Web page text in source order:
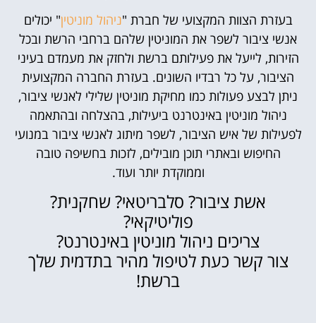
בעזרת הצוות המקצועי של חברת "ניהול מוניטין" יכולים
אנשי ציבור לשפר את המוניטין שלהם ברחבי הרשת ובכל
הזירות, לייעל את פעילותם ברשת ולחזק את מעמדם בעיני
הציבור, על כל רבדיו השונים. בעזרת החברה המקצועית
ניתן לבצע פעולות כמו מחיקת מוניטין שלילי לאנשי ציבור,
ניהול מוניטין באינטרנט ביעילות, בהצלחה ובהתאמה
לפעילות של איש הציבור, לשפר מיתוג לאנשי ציבור במנועי
החיפוש ובאתרי תוכן מובילים, לזכות בחשיפה טובה
וממוקדת יותר ועוד.
אשת ציבור? סלבריטאי? שחקנית?
פוליטיקאי?
צריכים ניהול מוניטין באינטרנט?
צור קשר כעת לטיפול מהיר בתדמית שלך
ברשת!